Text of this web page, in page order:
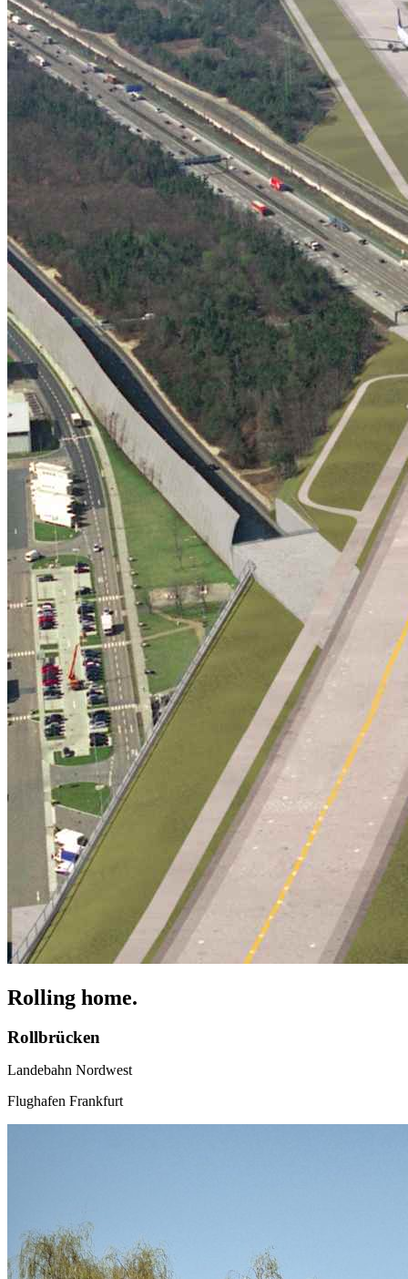
Rolling home.
Rollbrücken
Landebahn Nordwest
Flughafen Frankfurt